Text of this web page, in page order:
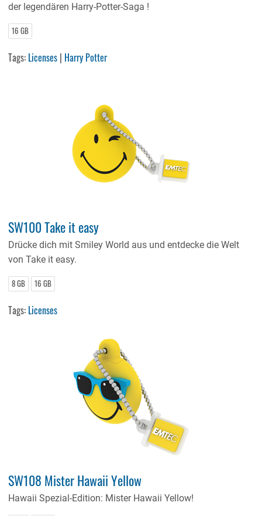
der legendären Harry-Potter-Saga !
16 GB
Tags: Licenses | Harry Potter
SW100 Take it easy
Drücke dich mit Smiley World aus und entdecke die Welt
von Take it easy.
8 GB 16 GB
Tags: Licenses
SW108 Mister Hawaii Yellow
Hawaii Spezial-Edition: Mister Hawaii Yellow!